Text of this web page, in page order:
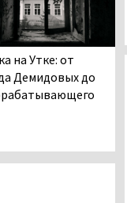
уральского
по
дронов
автомобиле
назвали
на Утке: от
Демидовых до